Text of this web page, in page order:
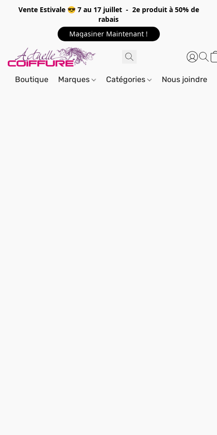
Vente Estivale 😎 7 au 17 juillet - 2e produit à 50% de
rabais
Magasiner Maintenant !
Boutique Marques Catégories Nous joindre